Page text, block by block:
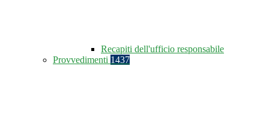
Recapiti dell'ufficio responsabile
Provvedimenti 1437